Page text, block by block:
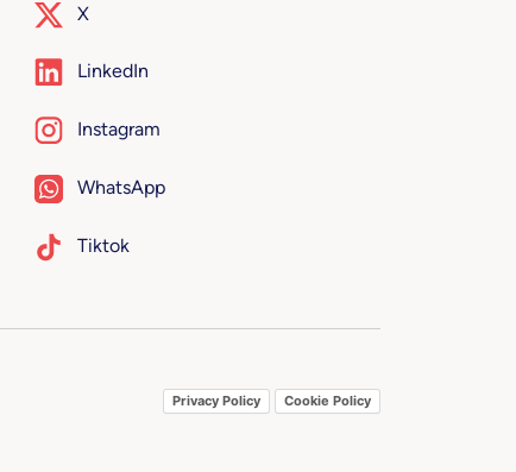
X
LinkedIn
Instagram
WhatsApp
Tiktok
Privacy Policy Cookie Policy